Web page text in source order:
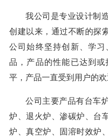
我公司是专业设计制
创建以来，通过不断的探
公司始终坚持创新、学
品，产品的性能已达到
平，产品一直受到用户的欢
公司主要产品有台车
炉、退火炉、渗碳炉、台
炉、真空炉、固溶时效炉